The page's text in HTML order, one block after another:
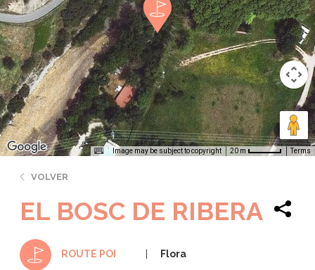
Image may be subject to copyright 20 m Terms
VOLVER
EL BOSC DE RIBERA
ROUTE POI Flora